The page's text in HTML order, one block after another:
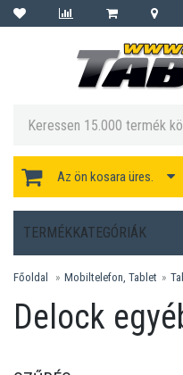
Az ön kosara üres.
TERMÉKKATEGÓRIÁK
Főoldal Mobiltelefon, Tablet
Delock